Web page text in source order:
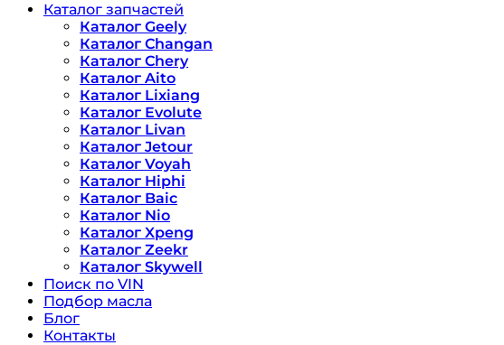
Каталог запчастей
Каталог Geely
Каталог Changan
Каталог Chery
Каталог Aito
Каталог Lixiang
Каталог Evolute
Каталог Livan
Каталог Jetour
Каталог Voyah
Каталог Hiphi
Каталог Baic
Каталог Nio
Каталог Xpeng
Каталог Zeekr
Каталог Skywell
Поиск по VIN
Подбор масла
Блог
Контакты